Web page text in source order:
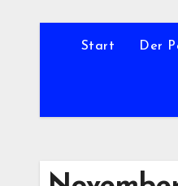
Start Der